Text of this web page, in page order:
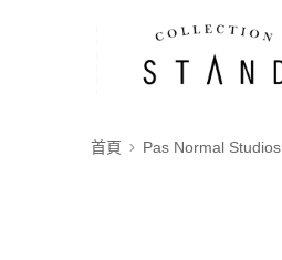
首頁 Pas Normal Studios